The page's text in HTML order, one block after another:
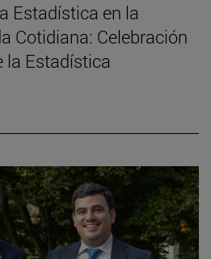
Estadística en la
Cotidiana: Celebración
la Estadística